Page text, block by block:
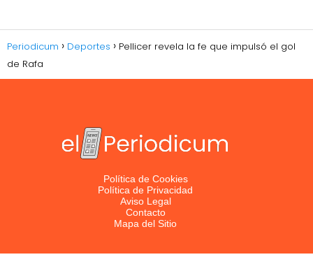
Periodicum Deportes
Pellicer revela la fe que impulsó el gol
de Rafa
Política de Cookies
Política de Privacidad
Aviso Legal
Contacto
Mapa del Sitio